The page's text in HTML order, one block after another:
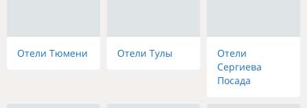
Отели Тюмени Отели Тулы
Отели
Сергиева
Посада